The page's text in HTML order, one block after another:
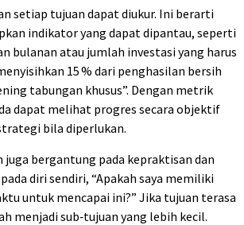
setiap tujuan dapat diukur. Ini berarti
indikator yang dapat dipantau, seperti
bulanan atau jumlah investasi yang harus
15 % dari penghasilan bersih
tabungan khusus”. Dengan metrik
dapat melihat progres secara objektif
bila diperlukan.
juga bergantung pada kepraktisan dan
diri sendiri, “Apakah saya memiliki
untuk mencapai ini?” Jika tujuan terasa
menjadi sub‑tujuan yang lebih kecil.